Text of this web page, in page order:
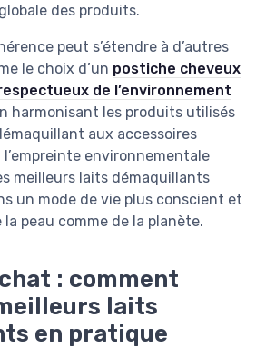
des produits.
peut s’étendre à d’autres
le choix d’un postiche cheveux
de l’environnement
harmonisant les produits utilisés
aux accessoires
environnementale
meilleurs laits démaquillants
un mode de vie plus conscient et
peau comme de la planète.
: comment
laits
en pratique